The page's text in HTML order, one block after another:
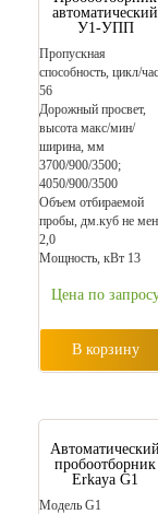
автоматический
У1-УПП
Пропускная
способность, цикл/час
56
Дорожный просвет,
высота макс/мин/
ширина, мм
3700/900/3500;
4050/900/3500
Объем отбираемой
пробы, дм.куб не
2,0
Мощность, кВт 13
Цена по
В корзину
Автоматический
пробоотборник
Erkaya G1
Модель G1